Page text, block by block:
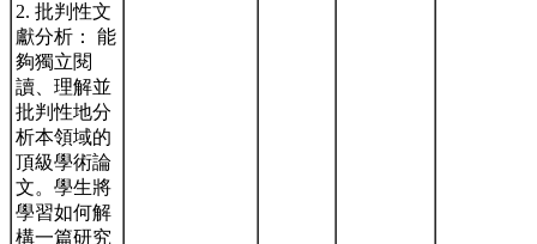
2. 批判性文
獻分析： 能
夠獨立閱
讀、理解並
批判性地分
析本領域的
頂級學術論
文。學生將
學習如何解
構一篇研究